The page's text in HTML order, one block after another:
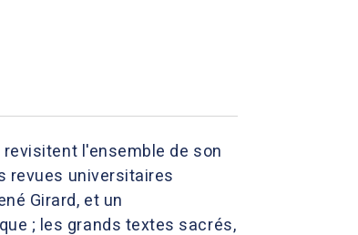
l'ensemble de son
revues universitaires
Girard, et un
; les grands textes sacrés,